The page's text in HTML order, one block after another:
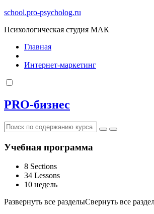
school.pro-psycholog.ru
Психологическая студия МАК
Главная
Интернет-маркетинг
PRO-бизнес
Учебная программа
8 Sections
34 Lessons
10 недель
Развернуть все разделыСвернуть все